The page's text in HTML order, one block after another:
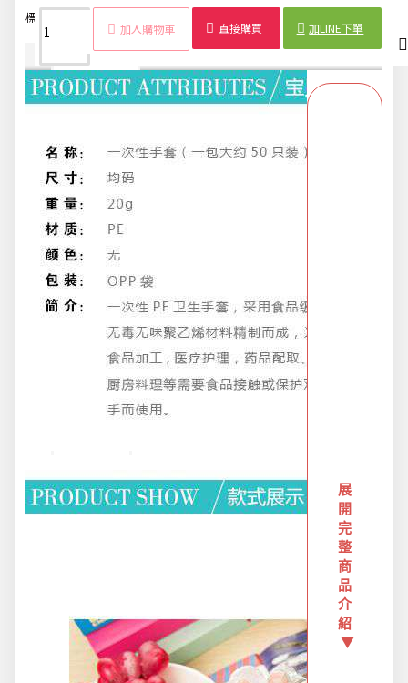
父親節專頁
畢業狂歡季
開學季用品
防疫旅遊
電腦手機周邊
防颱備品安心準備
冬季專區
新品上市
加入購物車 直接購買 加LINE下單
標籤：
商品詳情 配送時間
展
開
完
整
商
品
介
紹
▼